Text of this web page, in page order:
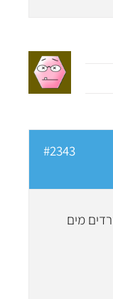
#2343
מים